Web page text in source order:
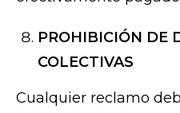
PROHIBICIÓN DE
COLECTIVAS
Cualquier reclamo